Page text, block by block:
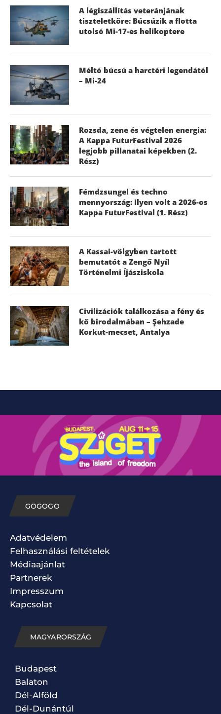
A légiszállítás veteránjának
tiszteletköre: Búcsúzik a flotta
utolsó Mi-17-es helikoptere
Méltó búcsú a harctéri legendától
– Mi-24
Rozsda, zene és végtelen energia:
A Kappa FuturFestival 2026
legjobb pillanatai képekben (2.
Rész)
Fémdzsungel és techno
mennyország: Ilyen volt a 2026-os
Kappa FuturFestival (1. Rész)
A Kassai-völgyben tartott
bemutatót a Zengő Nyíl
Történelmi Íjásziskola
Civilizációk találkozása a fény és
kő birodalmában – Şehzade
Korkut-mecset, Antalya
GOGOGO
Adatvédelem
Felhasználási feltételek
Médiaajánlat
Partnerek
Impresszum
Kapcsolat
MAGYARORSZÁG
Budapest
Balaton
Dél-Alföld
Dél-Dunántúl